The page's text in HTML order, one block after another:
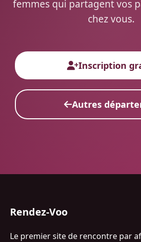
femmes qui partagent vos
chez vous.
Inscription
Autres
Rendez-Voo
Le premier site de rencontre par